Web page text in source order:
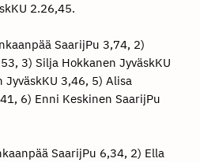
2.26,45.
SaarijPu 3,74, 2)
3) Silja Hokkanen JyväskKU
3,46, 5) Alisa
6) Enni Keskinen SaarijPu
SaarijPu 6,34, 2) Ella